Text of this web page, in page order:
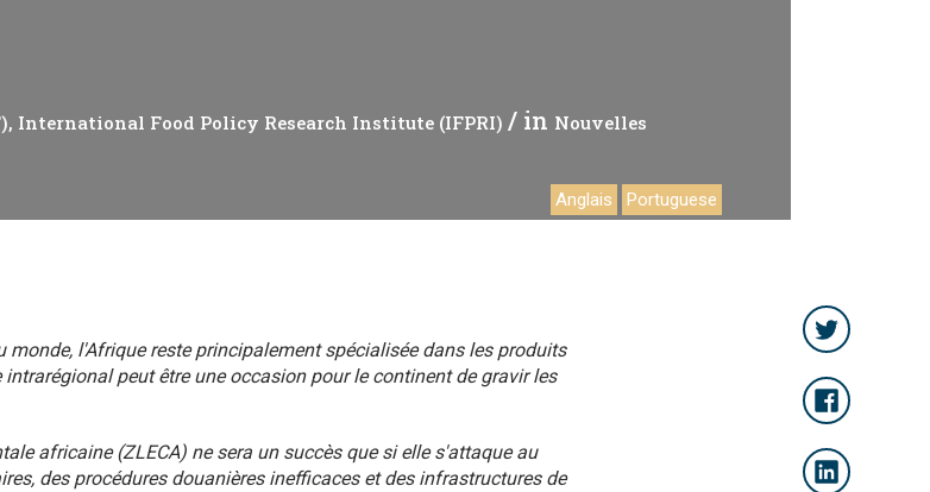
International Food Policy Research Institute (IFPRI) / in Nouvelles
Anglais Portuguese
monde, l'Afrique reste principalement spécialisée dans les produits
peut être une occasion pour le continent de gravir les
africaine (ZLECA) ne sera un succès que si elle s'attaque au
des procédures douanières inefficaces et des infrastructures de